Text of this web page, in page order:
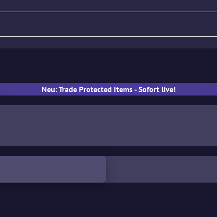
Neu: Trade Protected Items - Sofort live!